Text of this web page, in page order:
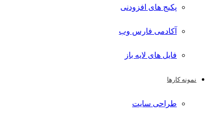
پکیج های افزودنی
آکادمی فارس وب
فایل های لایه باز
نمونه کارها
طراحی سایت